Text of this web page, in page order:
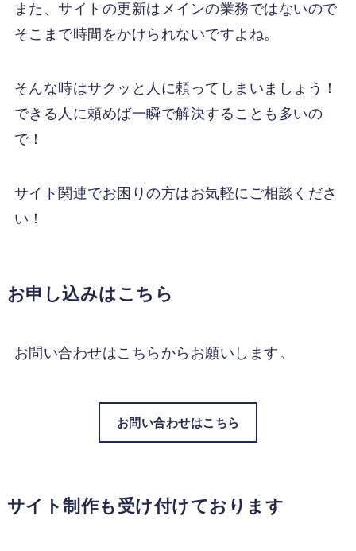
また、サイトの更新はメインの業務ではないので
そこまで時間をかけられないですよね。
そんな時はサクッと人に頼ってしまいましょう！
できる人に頼めば一瞬で解決することも多いの
で！
サイト関連でお困りの方はお気軽にご相談くださ
い！
お申し込みはこちら
お問い合わせはこちらからお願いします。
お問い合わせはこちら
サイト制作も受け付けております